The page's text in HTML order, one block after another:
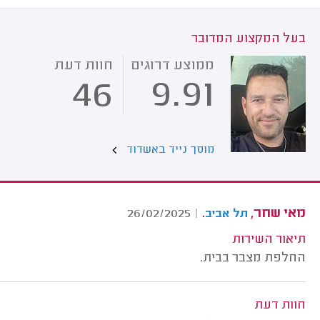
בעל המקצוע המדובר
ממוצע דרוגים
9.91
חוות דעת
46
מוסך נייד באשדוד
מאי שחר, תל אביב.
|
26/02/2025
תיאור השירות
החלפת מצבר בבית.
חוות דעת